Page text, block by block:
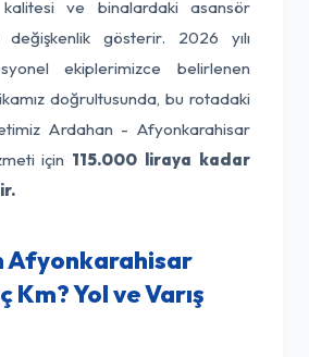
ve binalardaki asansör
değişkenlik gösterir. 2026 yılı
ekiplerimizce belirlenen
doğrultusunda, bu rotadaki
Ardahan - Afyonkarahisar
için 115.000 liraya kadar
Afyonkarahisar
Km? Yol ve Varış